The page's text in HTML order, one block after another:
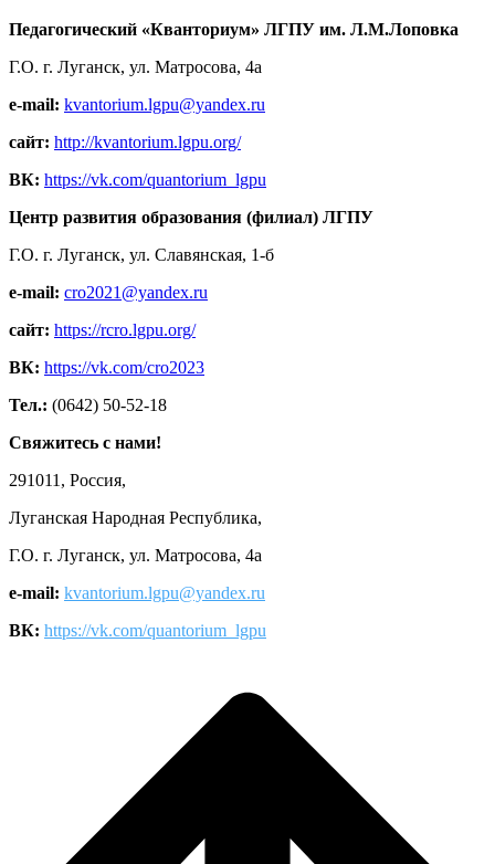
Педагогический «Кванториум» ЛГПУ им. Л.М.Лоповка
Г.О. г. Луганск, ул. Матросова, 4а
e-mail: kvantorium.lgpu@yandex.ru
сайт: http://kvantorium.lgpu.org/
ВК: https://vk.com/quantorium_lgpu
Центр развития образования (филиал) ЛГПУ
Г.О. г. Луганск, ул. Славянская, 1-б
e-mail: cro2021@yandex.ru
сайт: https://rcro.lgpu.org/
ВК: https://vk.com/cro2023
Тел.: (0642) 50-52-18
Свяжитесь с нами!
291011, Россия,
Луганская Народная Республика,
Г.О. г. Луганск, ул. Матросова, 4а
e-mail: kvantorium.lgpu@yandex.ru
ВК: https://vk.com/quantorium_lgpu